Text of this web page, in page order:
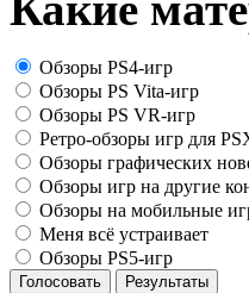
Обзоры PS4-игр
Обзоры PS Vita-игр
Обзоры PS VR-игр
Ретро-обзоры игр для
Обзоры графических
Обзоры игр на другие
Обзоры на мобильные
Меня всё устраивает
Обзоры PS5-игр
Голосовать Результаты